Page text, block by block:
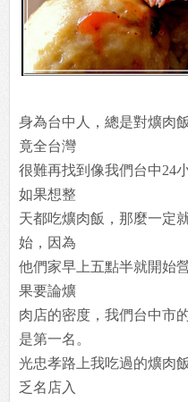
身為台中人，總是對爌肉
竟全台灣
很難再找到像我們台中24
如果想整
天都吃爌肉飯，那麼一定
始，因為
他們家早上五點半就開始
果要論爌
肉店的密度，我們台中市
是第一名。
光忠孝路上我吃過的爌肉
乏名店入